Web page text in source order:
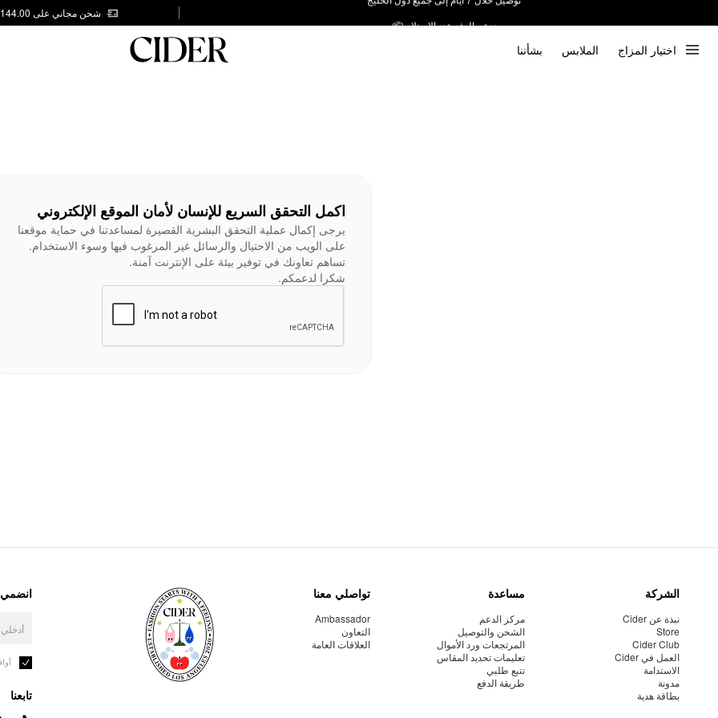
شحن مجاني على AED 144.00
اختيار المزاج الملابس بشأننا
اكمل التحقق السريع للإنسان لأمان الموقع الإلكتروني
يرجى إكمال عملية التحقق البشرية القصيرة لمساعدتنا في حماية موقعنا
على الويب من الاحتيال والرسائل غير المرغوب فيها وسوء الاستخدام.
تساهم تعاونك في توفير بيئة على الإنترنت آمنة.
شكرا لدعمكم.
الشركة
نبذة عن Cider
Store
Cider Club
العمل في Cider
الاستدامة
مدونة
بطاقة هدية
مساعدة
مركز الدعم
الشحن والتوصيل
المرتجعات ورد الأموال
تعليمات تحديد المقاس
تتبع طلبي
طريقة الدفع
تواصلي معنا
Ambassador
التعاون
العلاقات العامة
انضمي
تابعنا